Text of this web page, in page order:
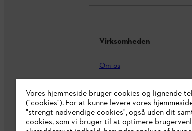
Virksomheden
Om os
STIHL brand shop
Erklæring om tilgængelighed
Vores hjemmeside bruger cookies og lignende
("cookies"). For at kunne levere vores
"strengt nødvendige cookies", også uden dit
cookies, som vi bruger til at optimere